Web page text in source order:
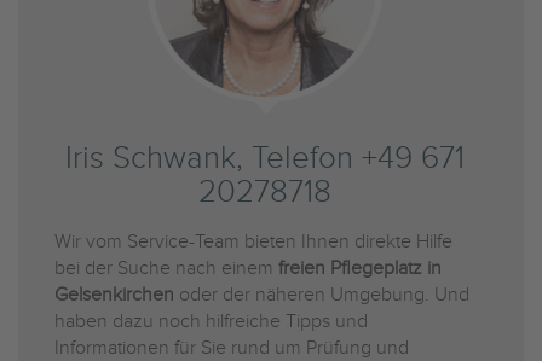
Iris Schwank, Telefon +49 671
20278718
Wir vom Service-Team bieten Ihnen direkte Hilfe
bei der Suche nach einem freien Pflegeplatz in
Gelsenkirchen oder der näheren Umgebung. Und
haben dazu noch hilfreiche Tipps und
Informationen für Sie rund um Prüfung und